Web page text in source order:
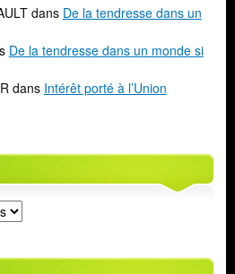
dans De la tendresse dans un
De la tendresse dans un monde si
dans Intérêt porté à l’Union